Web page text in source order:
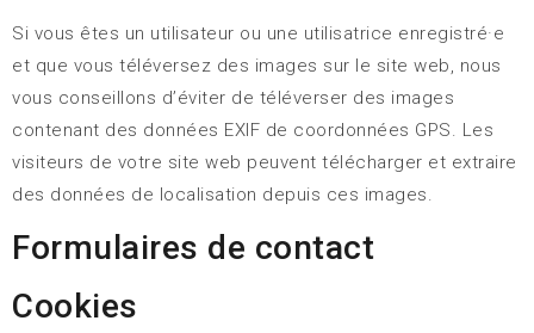
Si vous êtes un utilisateur ou une utilisatrice enregistré·e
et que vous téléversez des images sur le site web, nous
vous conseillons d’éviter de téléverser des images
contenant des données EXIF de coordonnées GPS. Les
visiteurs de votre site web peuvent télécharger et extraire
des données de localisation depuis ces images.
Formulaires de contact
Cookies